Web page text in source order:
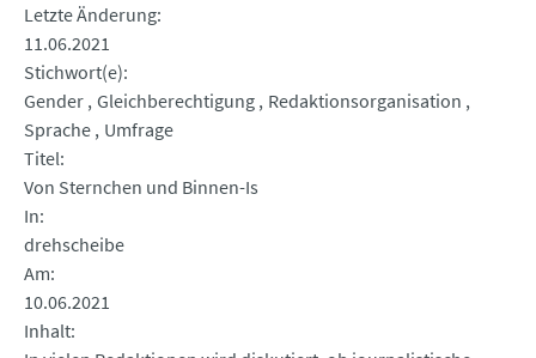
Letzte Änderung
11.06.2021
Stichwort(e)
Gender Gleichberechtigung Redaktionsorganisation
Sprache Umfrage
Titel
Von Sternchen und Binnen-Is
In
drehscheibe
Am
10.06.2021
Inhalt